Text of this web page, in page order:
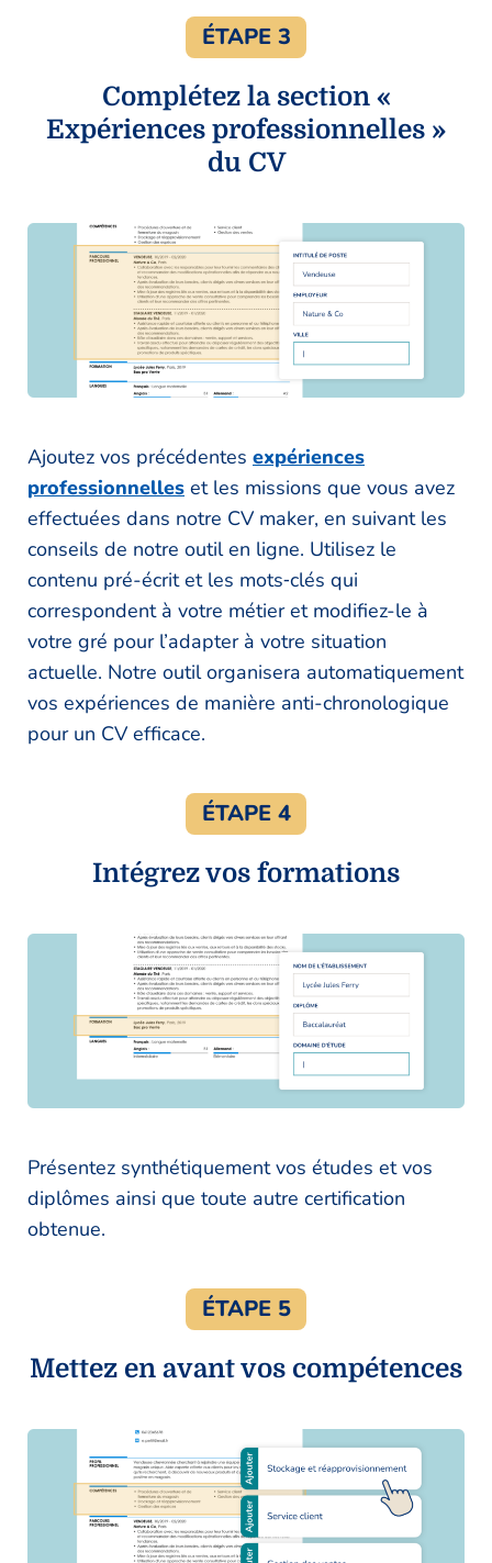
ÉTAPE 3
Complétez la section «
Expériences professionnelles »
du CV
Ajoutez vos précédentes expériences
professionnelles et les missions que vous avez
effectuées dans notre CV maker, en suivant les
conseils de notre outil en ligne. Utilisez le
contenu pré-écrit et les mots‑clés qui
correspondent à votre métier et modifiez-le à
votre gré pour l’adapter à votre situation
actuelle. Notre outil organisera automatiquement
vos expériences de manière anti-chronologique
pour un CV efficace.
ÉTAPE 4
Intégrez vos formations
Présentez synthétiquement vos études et vos
diplômes ainsi que toute autre certification
obtenue.
ÉTAPE 5
Mettez en avant vos compétences